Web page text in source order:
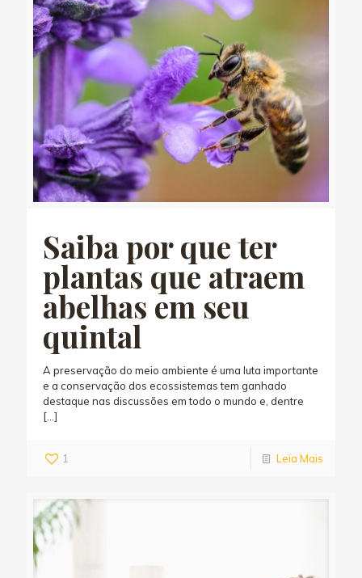
Saiba por que ter
plantas que atraem
abelhas em seu
quintal
A preservação do meio ambiente é uma luta importante
e a conservação dos ecossistemas tem ganhado
destaque nas discussões em todo o mundo e, dentre
[…]
1 Leia Mais